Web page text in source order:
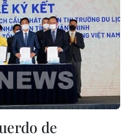
de